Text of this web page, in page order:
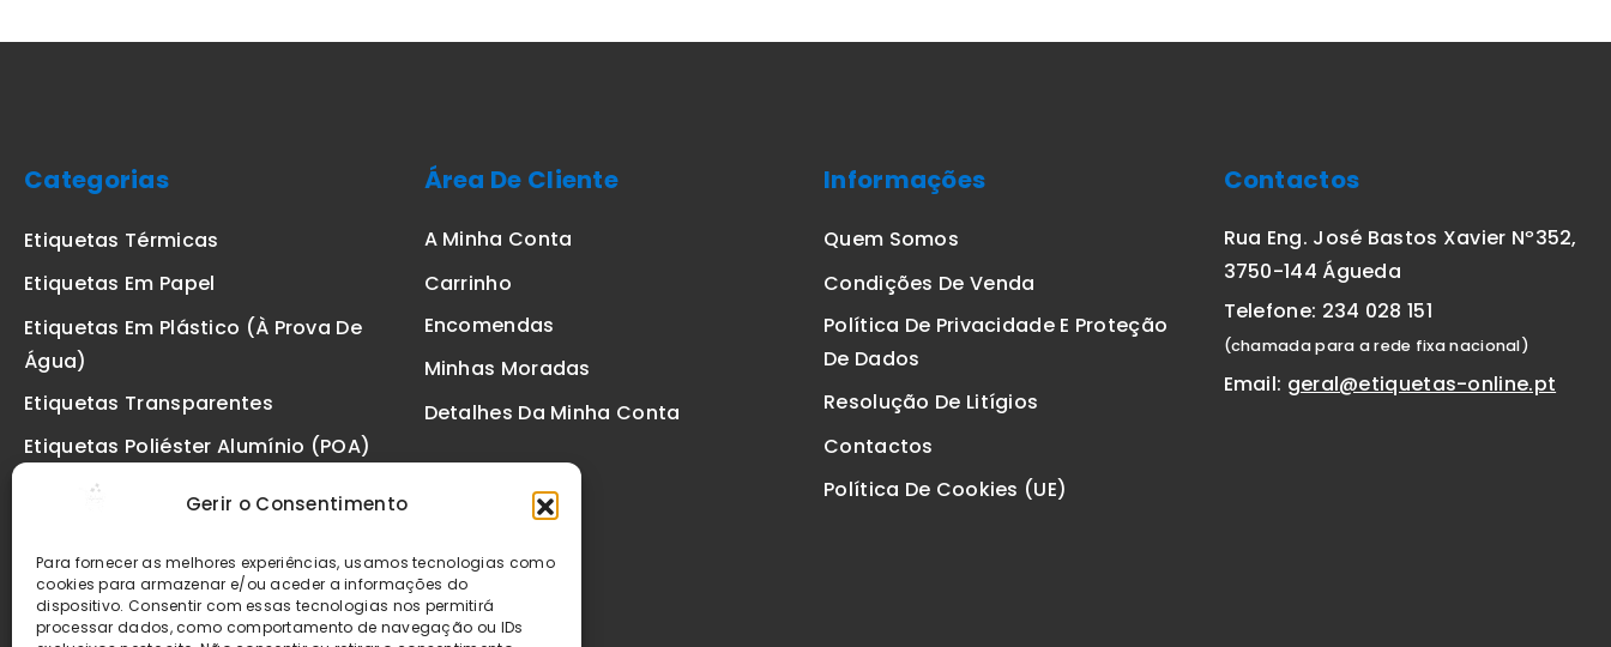
Gerir o Consentimento
Para fornecer as melhores experiências, usamos tecnologias como
cookies para armazenar e/ou aceder a informações do
dispositivo. Consentir com essas tecnologias nos permitirá
processar dados, como comportamento de navegação ou IDs
Categorias
Etiquetas Térmicas
Etiquetas Em Papel
Etiquetas Em Plástico (à Prova De
Água)
Etiquetas Transparentes
Etiquetas Poliéster Alumínio (POA)
Etiquetas De Segurança VOID
Etiquetas Zebra
Fitas
Área De Cliente
A Minha Conta
Carrinho
Encomendas
Minhas Moradas
Detalhes Da Minha Conta
Informações
Quem Somos
Condições De Venda
Política De Privacidade E Proteção
De Dados
Resolução De Litígios
Contactos
Política De Cookies (UE)
Contactos
Rua Eng. José Bastos Xavier Nº352,
3750-144 Águeda
Telefone: 234 028 151
(chamada para a rede fixa nacional)
Email: geral@etiquetas-online.pt